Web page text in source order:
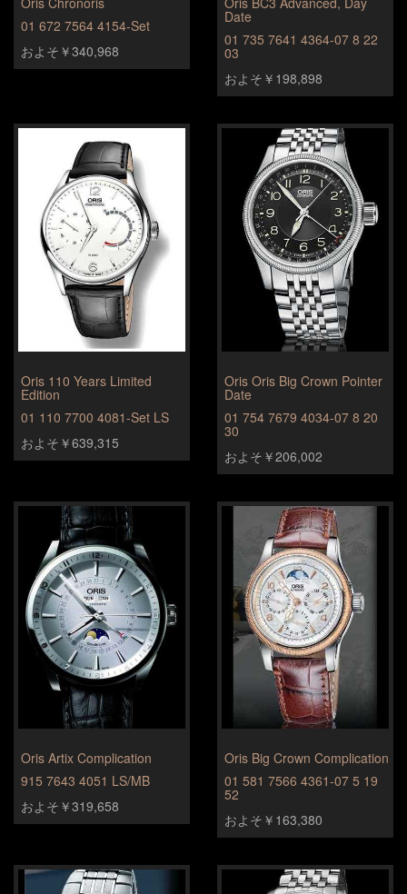
01 672 7564 4154-Set
およそ￥340,968
Date
01 735 7641 4364-07 8 22
03
およそ￥198,898
Oris 110 Years Limited
Edition
01 110 7700 4081-Set LS
およそ￥639,315
Oris Oris Big Crown Pointer
Date
01 754 7679 4034-07 8 20
30
およそ￥206,002
Oris Artix Complication
915 7643 4051 LS/MB
およそ￥319,658
Oris Big Crown Complication
01 581 7566 4361-07 5 19
52
およそ￥163,380